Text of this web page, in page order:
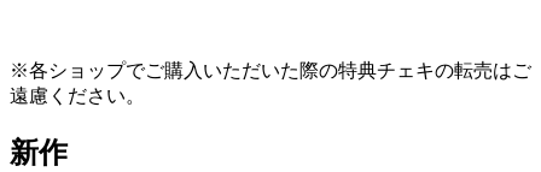
※各ショップでご購入いただいた際の特典チェキの転売はご
遠慮ください。
新作